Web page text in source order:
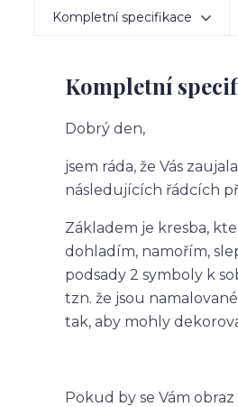
Kompletní specifikace
Kompletní
Dobrý den,
jsem ráda, že Vás
následujících řádcích
Základem je kresba,
dohladím, namořím,
podsady 2 symboly k
tzn. že jsou
tak, aby mohly
Pokud by se Vám